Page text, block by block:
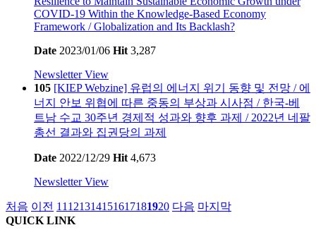
COVID-19 Within the Knowledge-Based Economy
Framework / Globalization and Its Backlash?
Date 2023/01/06 Hit 3,287
Newsletter View
105 [KIEP Webzine] 유럽의 에너지 위기 동향 및 전망 / 에
너지 안보 위협에 따른 중동의 부상과 시사점 / 한국-베
트남 수교 30주년 경제적 성과와 향후 과제 / 2022년 네팔
총선 결과와 집권당의 과제
Date 2022/12/29 Hit 4,673
Newsletter View
처음 이전 11 121314151617181920 다음 마지막
QUICK LINK